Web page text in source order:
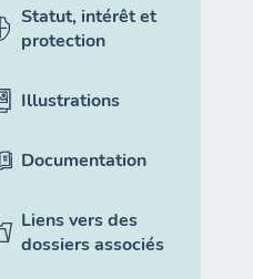
Statut, intérêt et
protection
Illustrations
Documentation
Liens vers des
dossiers associés